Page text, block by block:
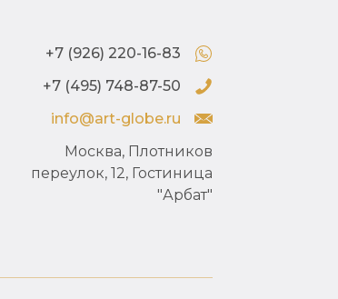
+7 (926) 220-16-83
+7 (495) 748-87-50
info@art-globe.ru
Москва, Плотников
переулок, 12, Гостиница
"Арбат"